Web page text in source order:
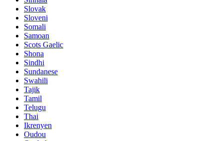
Slovak
Sloveni
Somali
Samoan
Scots Gaelic
Shona
Sindhi
Sundanese
Swahili
Tajik
Tamil
Telugu
Thai
Ikrenyen
Oudou